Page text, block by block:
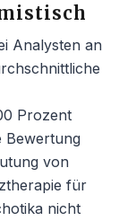
Analysten an
Prozent
Bewertung
von
für
nicht